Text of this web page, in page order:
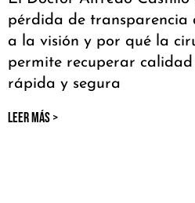
pérdida de transparencia
a la visión y por qué la
permite recuperar
rápida y segura
LEER MÁS >